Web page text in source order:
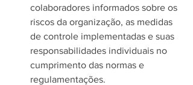
colaboradores informados sobre os
riscos da organização, as medidas
de controle implementadas e suas
responsabilidades individuais no
cumprimento das normas e
regulamentações.